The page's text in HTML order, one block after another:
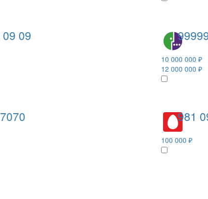
09
10 000 000 ₽
12 000 000 ₽
981
100 000 ₽